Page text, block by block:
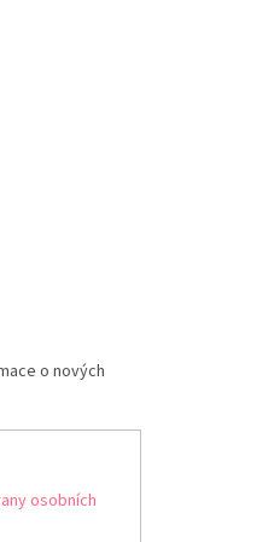
o nových
osobních